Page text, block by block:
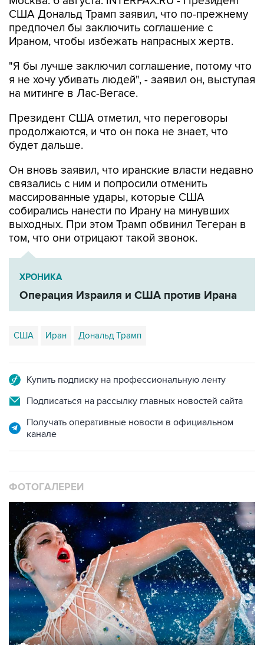
предпочел бы заключить соглашение с
Ираном, чтобы избежать напрасных жертв.
"Я бы лучше заключил соглашение, потому что
на митинге в Лас-Вегасе.
Президент США отметил, что переговоры
будет дальше.
Он вновь заявил, что иранские власти недавно
массированные удары, которые США
собирались нанести по Ирану на минувших
выходных. При этом Трамп обвинил Тегеран в
том, что они отрицают такой звонок.
ХРОНИКА
Операция Израиля и США против Ирана
США Иран Дональд Трамп
Подписаться на рассылку главных новостей сайта
Получать оперативные новости в официальном
канале
10